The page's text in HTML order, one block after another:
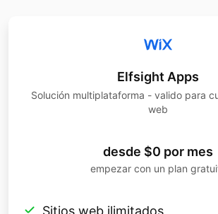
Elfsight Apps
Solución multiplataforma - valido para
web
desde $0 por mes
empezar con un plan
Sitios web ilimitados